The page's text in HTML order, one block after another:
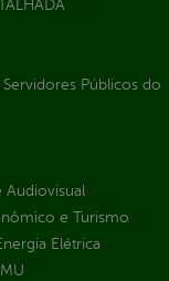
Públicos do
Audiovisual
e Turismo
Elétrica